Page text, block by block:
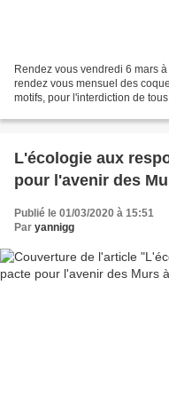
Rendez vous vendredi 6 mars
rendez vous mensuel des
motifs, pour l'interdiction de
L'écologie aux
pour l'avenir des
Publié le 01/03/2020 à 15:51
Par yannigg